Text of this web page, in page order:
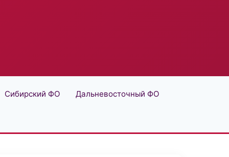
Сибирский ФО Дальневосточный ФО